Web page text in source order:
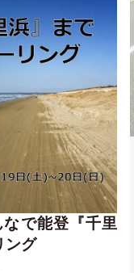
で能登『千里
ング